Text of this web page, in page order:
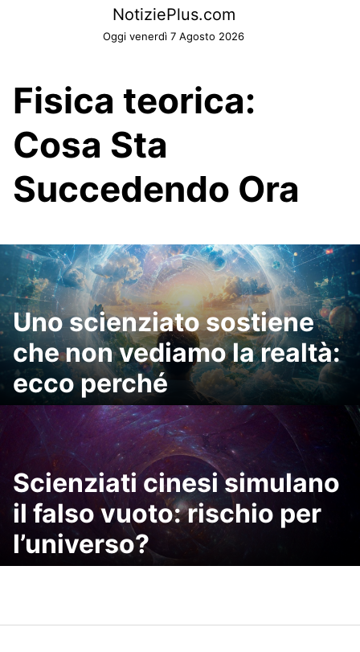
NotiziePlus.com
Oggi venerdì 7 Agosto 2026
Fisica teorica:
Cosa Sta
Succedendo Ora
Uno scienziato sostiene
che non vediamo la realtà:
ecco perché
Scienziati cinesi simulano
il falso vuoto: rischio per
l’universo?